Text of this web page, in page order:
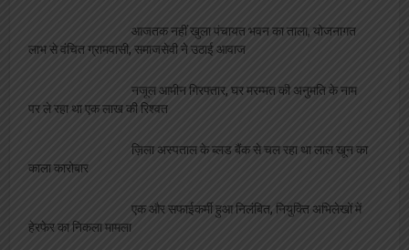
आजतक नहीं खुला पंचायत भवन का ताला, योजनागत
लाभ से वंचित ग्रामवासी, समाजसेवी ने उठाई आवाज
नजूल आमीन गिरफ्तार, घर मरम्मत की अनुमति के नाम
पर ले रहा था एक लाख की रिश्वत
ज़िला अस्पताल के ब्लड बैंक से चल रहा था लाल खून का
काला कारोबार
एक और सफाईकर्मी हुआ निलंबित, नियुक्ति अभिलेखों में
हेरफेर का निकला मामला